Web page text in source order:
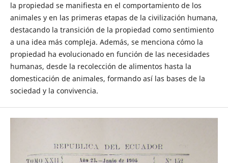
la propiedad se manifiesta en el comportamiento de los
animales y en las primeras etapas de la civilización humana,
destacando la transición de la propiedad como sentimiento
a una idea más compleja. Además, se menciona cómo la
propiedad ha evolucionado en función de las necesidades
humanas, desde la recolección de alimentos hasta la
domesticación de animales, formando así las bases de la
sociedad y la convivencia.